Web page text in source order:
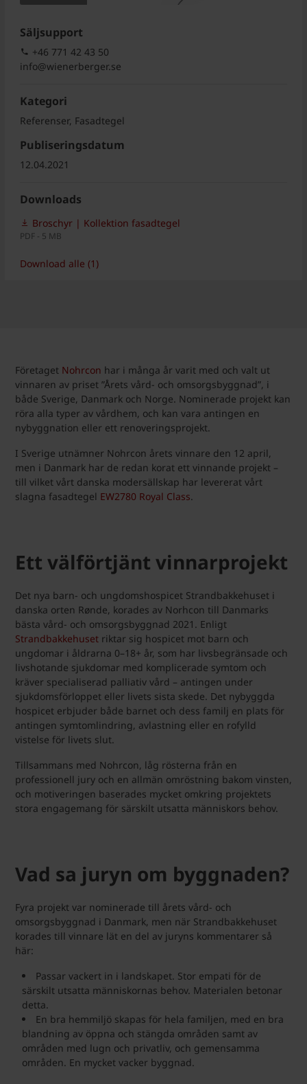
Säljsupport
+46 771 42 43 50
info@wienerberger.se
Kategori
Referenser, Fasadtegel
Publiseringsdatum
12.04.2021
Downloads
Broschyr | Kollektion fasadtegel
PDF - 5 MB
Download alle (1)
Företaget Nohrcon har i många år varit med och valt ut
vinnaren av priset ”Årets vård- och omsorgsbyggnad”, i
både Sverige, Danmark och Norge. Nominerade projekt kan
röra alla typer av vårdhem, och kan vara antingen en
nybyggnation eller ett renoveringsprojekt.
I Sverige utnämner Nohrcon årets vinnare den 12 april,
men i Danmark har de redan korat ett vinnande projekt –
till vilket vårt danska modersällskap har levererat vårt
slagna fasadtegel EW2780 Royal Class.
Ett välförtjänt vinnarprojekt
Det nya barn- och ungdomshospicet Strandbakkehuset i
danska orten Rønde, korades av Norhcon till Danmarks
bästa vård- och omsorgsbyggnad 2021. Enligt
Strandbakkehuset riktar sig hospicet mot barn och
ungdomar i åldrarna 0–18+ år, som har livsbegränsade och
livshotande sjukdomar med komplicerade symtom och
kräver specialiserad palliativ vård – antingen under
sjukdomsförloppet eller livets sista skede. Det nybyggda
hospicet erbjuder både barnet och dess familj en plats för
antingen symtomlindring, avlastning eller en rofylld
vistelse för livets slut.
Tillsammans med Nohrcon, låg rösterna från en
professionell jury och en allmän omröstning bakom vinsten,
och motiveringen baserades mycket omkring projektets
stora engagemang för särskilt utsatta människors behov.
Vad sa juryn om byggnaden?
Fyra projekt var nominerade till årets vård- och
omsorgsbyggnad i Danmark, men när Strandbakkehuset
korades till vinnare lät en del av juryns kommentarer så
här:
Passar vackert in i landskapet. Stor empati för de
särskilt utsatta människornas behov. Materialen betonar
detta.
En bra hemmiljö skapas för hela familjen, med en bra
blandning av öppna och stängda områden samt av
områden med lugn och privatliv, och gemensamma
områden. En mycket vacker byggnad.